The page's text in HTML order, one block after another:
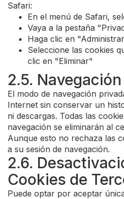
Safari:
En el menú de Safari,
Vaya a la pestaña
Haga clic en
Seleccione las cookies
clic en "Eliminar"
2.5.
El modo de navegación
Internet sin conservar un
ni descargas. Todas las
navegación se eliminarán al
Aunque esto no rechaza las
a su sesión de navegación.
2.6.
Cookies de
Puede optar por aceptar